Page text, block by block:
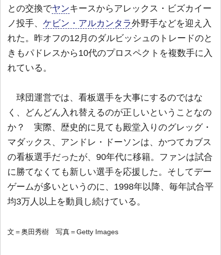
との交換でヤンキースからアレックス・ビズカイー
ノ投手、 ケビン・アルカンタラ外野手などを迎え入
れた。昨オフの12月のダルビッシュのトレードのと
きもパドレスから10代のプロスペクトを複数手に入
れている。
球団運営では、看板選手を大事にするのではな
く、どんどん入れ替えるのが正しいということなの
か？ 実際、歴史的に見ても殿堂入りのグレッグ・
マダックス、アンドレ・ドーソンは、かつてカブス
の看板選手だったが、90年代に移籍。ファンは試合
に勝てなくても新しい選手を応援した。そしてデー
ゲームが多いというのに、1998年以降、毎年試合平
均3万人以上を動員し続けている。
文＝奥田秀樹 写真＝Getty Images